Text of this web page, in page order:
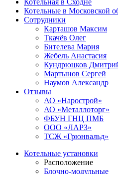
Котельная в Сходне
Котельные в Московской
Сотрудники
Карташов Максим
Ткачёв Олег
Бителева Мария
Жебель Анастасия
Кундрюцков
Мартынов Сергей
Наумов Александр
Отзывы
АО «Нарострой»
АО «Металлоторг»
ФБУН ГНЦ ПМБ
ООО «ЛАРЗ»
ТСЖ «Грюнвальд»
Котельные установки
Расположение
Блочно-модульные